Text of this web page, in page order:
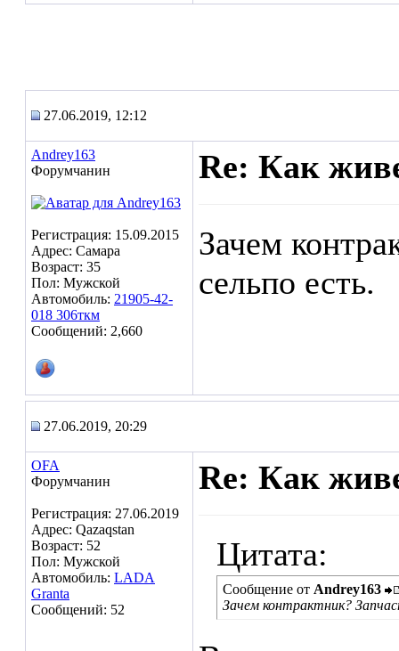
27.06.2019, 12:12
Andrey163
Форумчанин
Регистрация: 15.09.2015
Адрес: Самара
Возраст: 35
Пол: Мужской
Автомобиль: 21905-42-
018 306ткм
Сообщений: 2,660
Re: Как
Зачем
сельпо есть.
27.06.2019, 20:29
OFA
Форумчанин
Регистрация: 27.06.2019
Адрес: Qazaqstan
Возраст: 52
Пол: Мужской
Автомобиль: LADA
Granta
Сообщений: 52
Re: Как
Цитата:
Сообщение от Andrey163
Зачем контрактник?